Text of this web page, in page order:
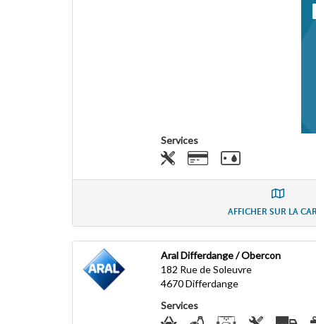
Services
AFFICHER SUR LA
Aral Differdange / Obercon
182 Rue de Soleuvre
4670Differdange
Services